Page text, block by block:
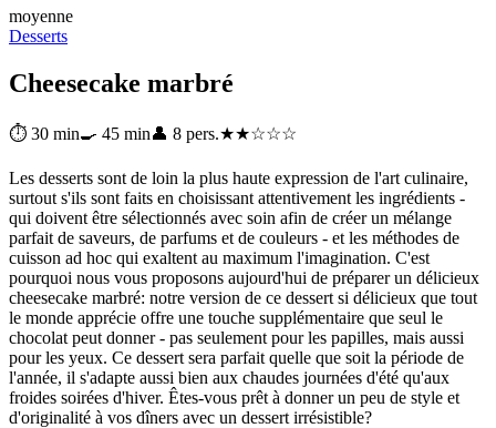
moyenne
Desserts
Cheesecake marbré
⏱ 30 min🍳 45 min👤 8 pers.★★☆☆☆
Les desserts sont de loin la plus haute expression de l'art culinaire,
surtout s'ils sont faits en choisissant attentivement les ingrédients -
qui doivent être sélectionnés avec soin afin de créer un mélange
parfait de saveurs, de parfums et de couleurs - et les méthodes de
cuisson ad hoc qui exaltent au maximum l'imagination. C'est
pourquoi nous vous proposons aujourd'hui de préparer un délicieux
cheesecake marbré: notre version de ce dessert si délicieux que tout
le monde apprécie offre une touche supplémentaire que seul le
chocolat peut donner - pas seulement pour les papilles, mais aussi
pour les yeux. Ce dessert sera parfait quelle que soit la période de
l'année, il s'adapte aussi bien aux chaudes journées d'été qu'aux
froides soirées d'hiver. Êtes-vous prêt à donner un peu de style et
d'originalité à vos dîners avec un dessert irrésistible?